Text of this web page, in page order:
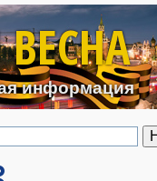
к основному
ВЕСНА
информация